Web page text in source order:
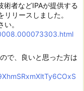
術者などIPAが提供する
リースしました。
。
で、良いと思った方は